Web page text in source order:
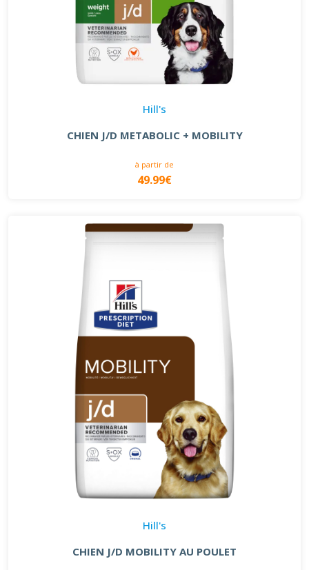
Hill's
CHIEN J/D METABOLIC + MOBILITY
à partir de
49.99€
Hill's
CHIEN J/D MOBILITY AU POULET